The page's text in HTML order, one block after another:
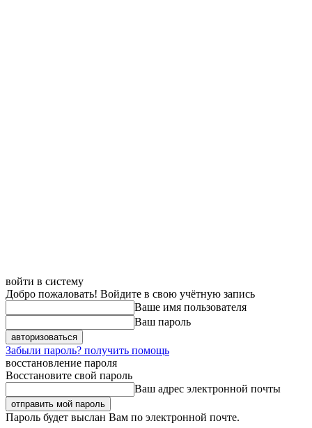
войти в систему
Добро пожаловать! Войдите в свою учётную запись
Ваше имя пользователя
Ваш пароль
Забыли пароль? получить помощь
восстановление пароля
Восстановите свой пароль
Ваш адрес электронной почты
Пароль будет выслан Вам по электронной почте.